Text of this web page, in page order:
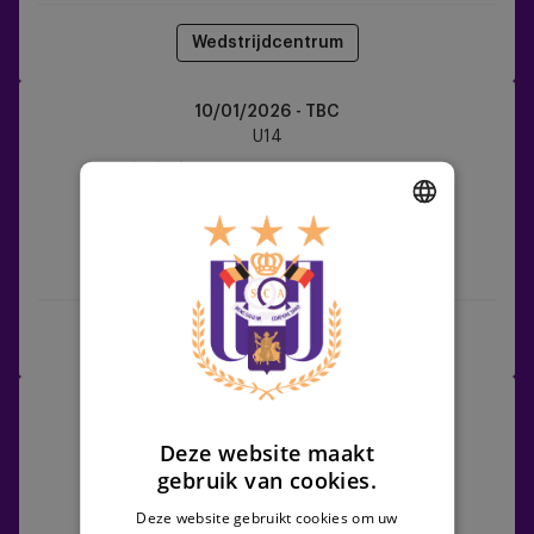
Wedstrijdcentrum
10/01/2026 - TBC
U14
Wedstrijdcentrum
Deze website maakt
gebruik van cookies.
Deze website gebruikt cookies om uw